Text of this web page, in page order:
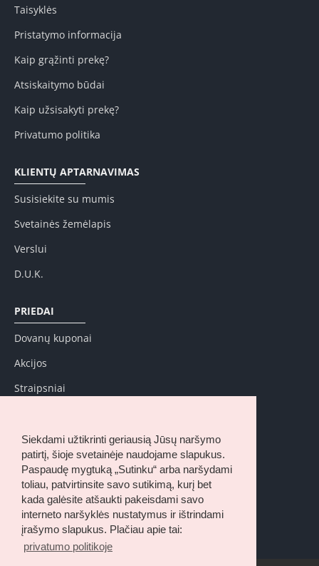
Siekdami užtikrinti geriausią Jūsų naršymo
patirtį, šioje svetainėje naudojame slapukus.
Paspaudę mygtuką „Sutinku“ arba naršydami
toliau, patvirtinsite savo sutikimą, kurį bet
kada galėsite atšaukti pakeisdami savo
interneto naršyklės nustatymus ir ištrindami
įrašymo slapukus. Plačiau apie tai:
privatumo politikoje
Taisyklės
Pristatymo informacija
Kaip grąžinti prekę?
Atsiskaitymo būdai
Kaip užsisakyti prekę?
Privatumo politika
KLIENTŲ APTARNAVIMAS
Susisiekite su mumis
Svetainės žemėlapis
Verslui
D.U.K.
PRIEDAI
Dovanų kuponai
Akcijos
Straipsniai
Mano paskyra
Užsakymų istorija
Pageidavimų sąrašas
Naujienų prenumerata